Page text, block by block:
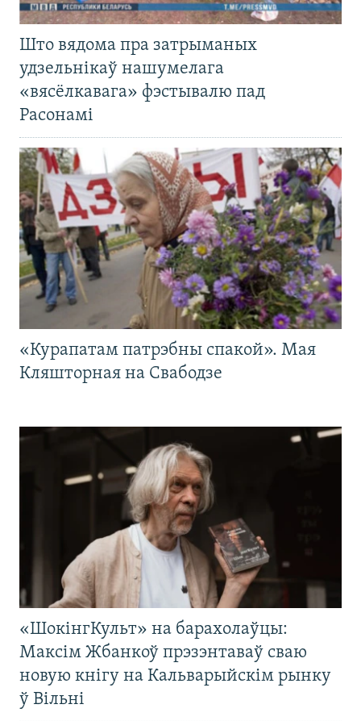
Што вядома пра затрыманых
удзельнікаў нашумелага
«вясёлкавага» фэстывалю пад
Расонамі
«Курапатам патрэбны спакой». Мая
Кляшторная на Свабодзе
«ШокінгКульт» на барахолаўцы:
Максім Жбанкоў прэзэнтаваў сваю
новую кнігу на Кальварыйскім рынку
ў Вільні